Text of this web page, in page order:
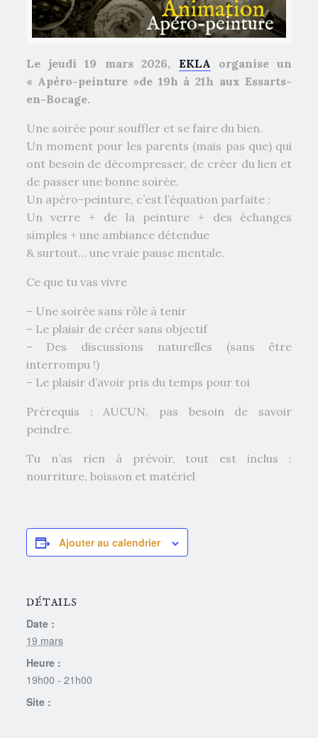
Le jeudi 19 mars 2026, EKLA organise un
« Apéro-peinture »de 19h à 21h aux Essarts-
en-Bocage.
Une soirée pour souffler et se faire du bien.
Un moment pour les parents (mais pas que) qui
ont besoin de décompresser, de créer du lien et
de passer une bonne soirée.
​Un apéro-peinture, c’est l’équation parfaite :
Un verre + de la peinture + des échanges
simples + une ambiance détendue
& surtout… une vraie pause mentale.
​Ce que tu vas vivre
– Une soirée sans rôle à tenir
– Le plaisir de créer sans objectif
– Des discussions naturelles (sans être
interrompu !)
– Le plaisir d’avoir pris du temps pour toi
Prérequis : AUCUN, pas besoin de savoir
peindre.
​Tu n’as rien à prévoir, tout est inclus :
nourriture, boisson et matériel
Ajouter au calendrier
DÉTAILS
Date :
19 mars
Heure :
19h00 - 21h00
Site :